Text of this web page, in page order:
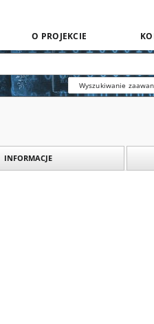
O PROJEKCIE
Wyszukiwanie
INFORMACJE